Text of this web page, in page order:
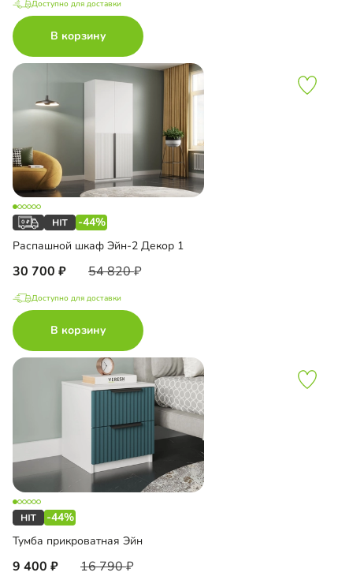
Доступно для доставки
В корзину
-44%
Распашной шкаф Эйн-2 Декор 1
30 700 54 820
Доступно для доставки
В корзину
-44%
Тумба прикроватная Эйн
9 400 16 790